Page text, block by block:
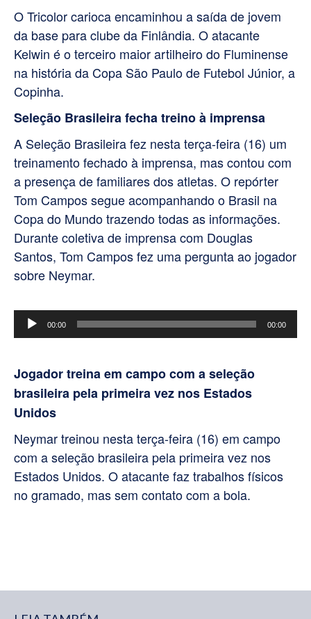
O Tricolor carioca encaminhou a saída de jovem
da base para clube da Finlândia. O atacante
Kelwin é o terceiro maior artilheiro do Fluminense
na história da Copa São Paulo de Futebol Júnior, a
Copinha.
Seleção Brasileira fecha treino à imprensa
A Seleção Brasileira fez nesta terça-feira (16) um
treinamento fechado à imprensa, mas contou com
a presença de familiares dos atletas. O repórter
Tom Campos segue acompanhando o Brasil na
Copa do Mundo trazendo todas as informações.
Durante coletiva de imprensa com Douglas
Santos, Tom Campos fez uma pergunta ao jogador
sobre Neymar.
Tocador
de
00:00 00:00
Jogador treina em campo com a seleção
brasileira pela primeira vez nos Estados
Unidos
Neymar treinou nesta terça-feira (16) em campo
com a seleção brasileira pela primeira vez nos
Estados Unidos. O atacante faz trabalhos físicos
no gramado, mas sem contato com a bola.